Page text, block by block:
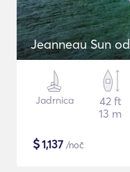
Jeanneau Sun
Jadrnica
42 ft
13 m
$1,137 /noč